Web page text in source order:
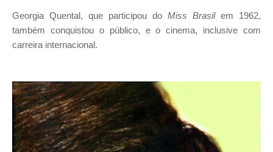
Georgia Quental, que participou do Miss Brasil em 1962,
também conquistou o público, e o cinema, inclusive com
carreira internacional.